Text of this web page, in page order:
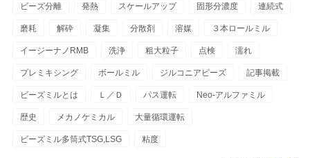
ビーズ分離 発熱 スケールアップ 固形分濃度 連続式
磨耗 解砕 凝集 分散剤 溶媒 ３本ロールミル
イージーナノRMB 洗浄 粗大粒子 点検 濡れ
プレミキシング ボールミル ジルコニアビーズ 記事掲載
ビーズミルとは Ｌ／Ｄ パス運転 Neo-アルファミル
歴史 メカノケミカル 大量循環運転
ビーズミル多筒式TSG,LSG 粘度